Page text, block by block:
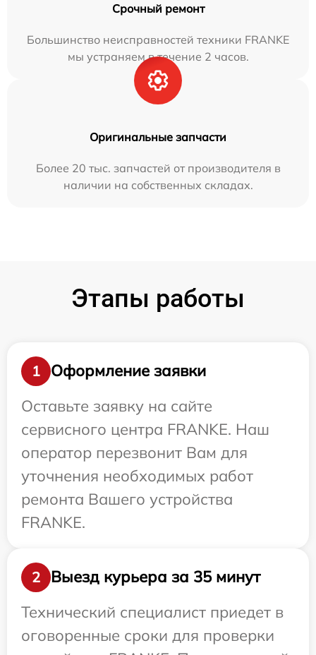
Срочный ремонт
Большинство неисправностей техники FRANKE
мы устраняем в течение 2 часов.
Оригинальные запчасти
Более 20 тыс. запчастей от производителя в
наличии на собственных складах.
Этапы работы
1
Оформление заявки
Оставьте заявку на сайте
сервисного центра FRANKE. Наш
оператор перезвонит Вам для
уточнения необходимых работ
ремонта Вашего устройства
FRANKE.
2
Выезд курьера за 35 минут
Технический специалист приедет в
оговоренные сроки для проверки